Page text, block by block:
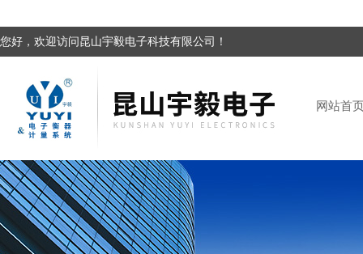
您好，欢迎访问昆山宇毅电子科技有限公司！
网站首